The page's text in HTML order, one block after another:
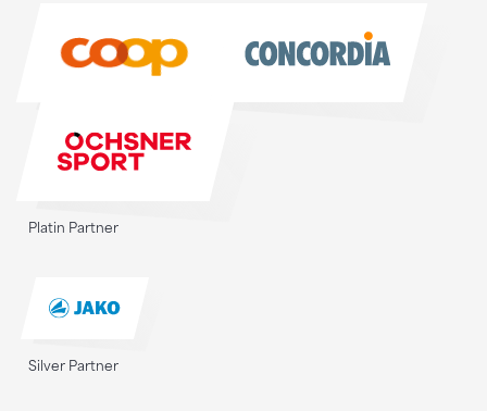
Platin Partner
Silver Partner